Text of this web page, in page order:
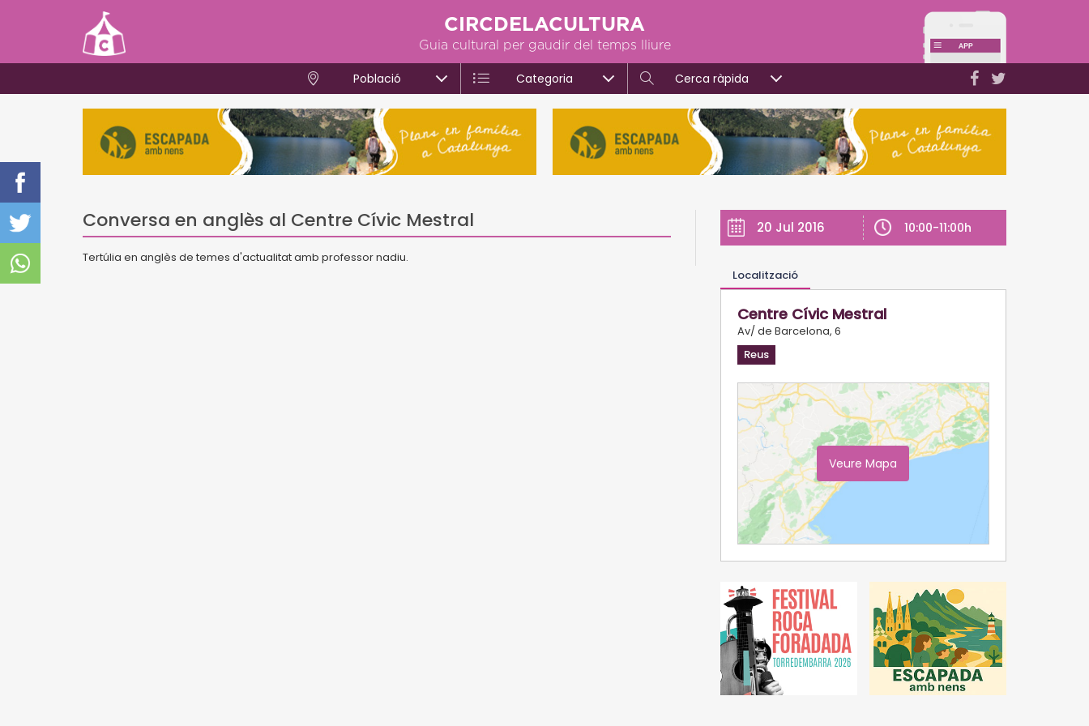
CIRCDELACULTURA
Guia cultural per gaudir del temps lliure
Població Categoria Cerca ràpida
Conversa en anglès al Centre Cívic Mestral
Tertúlia en anglès de temes d'actualitat amb professor nadiu.
20 Jul 2016 10:00-11:00h
Localització
Centre Cívic Mestral
Av/ de Barcelona, 6
Reus
Veure Mapa